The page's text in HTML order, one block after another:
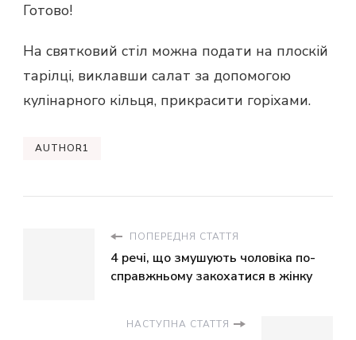
Готово!
На святковий стіл можна подати на плоскій
тарілці, виклавши салат за допомогою
кулінарного кільця, прикрасити горіхами.
AUTHOR1
ПОПЕРЕДНЯ СТАТТЯ
4 речі, що змушують чоловіка по-
справжньому закохатися в жінку
НАСТУПНА СТАТТЯ